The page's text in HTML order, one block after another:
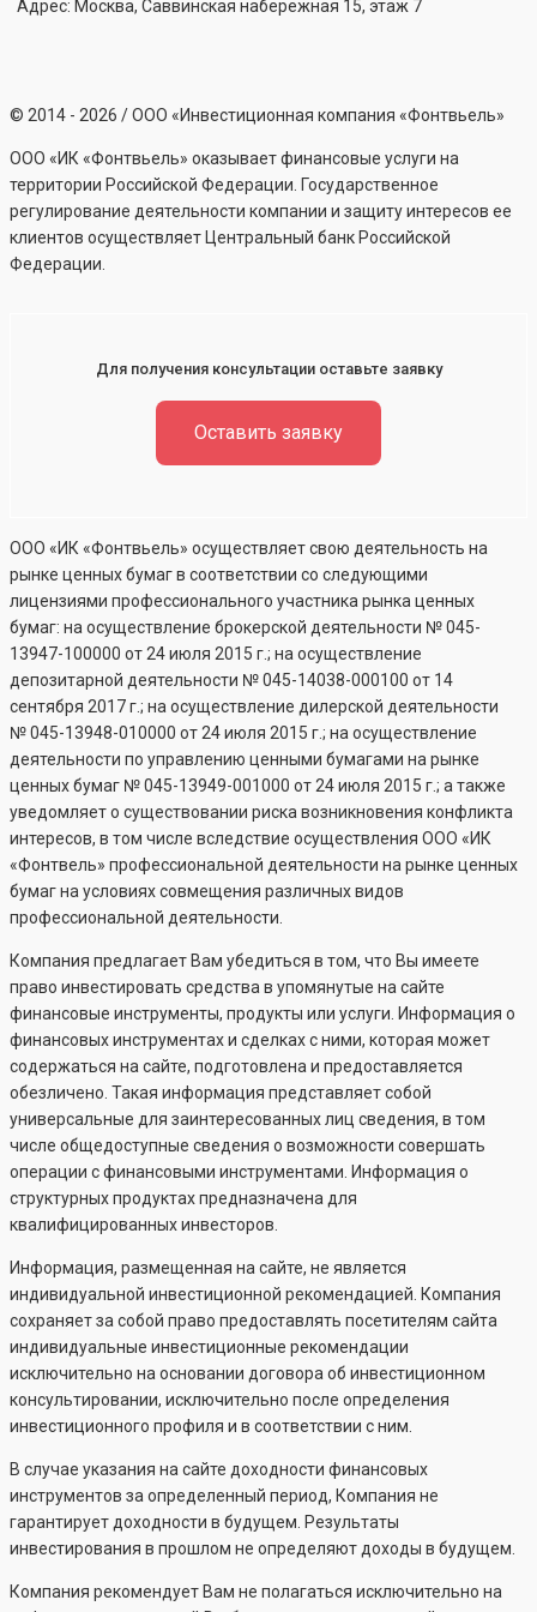
Адрес: Москва, Саввинская набережная 15, этаж 7
© 2014 - 2026 / ООО «Инвестиционная компания «Фонтвьель»
ООО «ИК «Фонтвьель» оказывает финансовые услуги на
территории Российской Федерации. Государственное
регулирование деятельности компании и защиту интересов ее
клиентов осуществляет Центральный банк Российской
Федерации.
Для получения консультации оставьте заявку
Оставить заявку
ООО «ИК «Фонтвьель» осуществляет свою деятельность на
рынке ценных бумаг в соответствии со следующими
лицензиями профессионального участника рынка ценных
бумаг: на осуществление брокерской деятельности №045-
13947-100000 от 24 июля 2015 г.; на осуществление
депозитарной деятельности №045-14038-000100 от 14
сентября 2017 г.; на осуществление дилерской деятельности
№045-13948-010000 от 24 июля 2015 г.; на осуществление
деятельности по управлению ценными бумагами на рынке
ценных бумаг №045-13949-001000 от 24 июля 2015 г.; а также
уведомляет о существовании риска возникновения конфликта
интересов, в том числе вследствие осуществления ООО «ИК
«Фонтвель» профессиональной деятельности на рынке ценных
бумаг на условиях совмещения различных видов
профессиональной деятельности.
Компания предлагает Вам убедиться в том, что Вы имеете
право инвестировать средства в упомянутые на сайте
финансовые инструменты, продукты или услуги. Информация о
финансовых инструментах и сделках с ними, которая может
содержаться на сайте, подготовлена и предоставляется
обезличено. Такая информация представляет собой
универсальные для заинтересованных лиц сведения, в том
числе общедоступные сведения о возможности совершать
операции с финансовыми инструментами. Информация о
структурных продуктах предназначена для
квалифицированных инвесторов.
Информация, размещенная на сайте, не является
индивидуальной инвестиционной рекомендацией. Компания
сохраняет за собой право предоставлять посетителям сайта
индивидуальные инвестиционные рекомендации
исключительно на основании договора об инвестиционном
консультировании, исключительно после определения
инвестиционного профиля и в соответствии с ним.
В случае указания на сайте доходности финансовых
инструментов за определенный период, Компания не
гарантирует доходности в будущем. Результаты
инвестирования в прошлом не определяют доходы в будущем.
Компания рекомендует Вам не полагаться исключительно на